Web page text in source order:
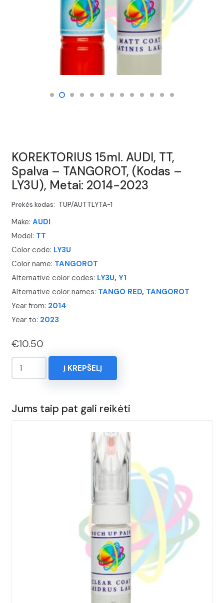
KOREKTORIUS 15ml. AUDI, TT,
Spalva – TANGOROT, (Kodas –
LY3U), Metai: 2014-2023
Prekės kodas: TUP/AUTTLYTA-1
Make: AUDI
Model: TT
Color code: LY3U
Color name: TANGOROT
Alternative color codes: LY3U, Y1
Alternative color names: TANGO RED, TANGOROT
Year from: 2014
Year to: 2023
€10.50
produkto
kiekis:
15ml.
Į KREPŠELĮ
Jums taip pat gali reikėti